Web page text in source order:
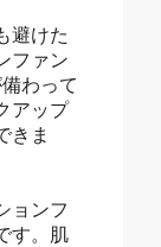
避けた
ファン
わって
アップ
きま
ョンフ
す。肌